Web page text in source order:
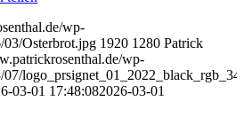
wp-
03/Osterbrot.jpg 1920 1280 Patrick
wp-
07/
03-01 17:48:082026-03-01